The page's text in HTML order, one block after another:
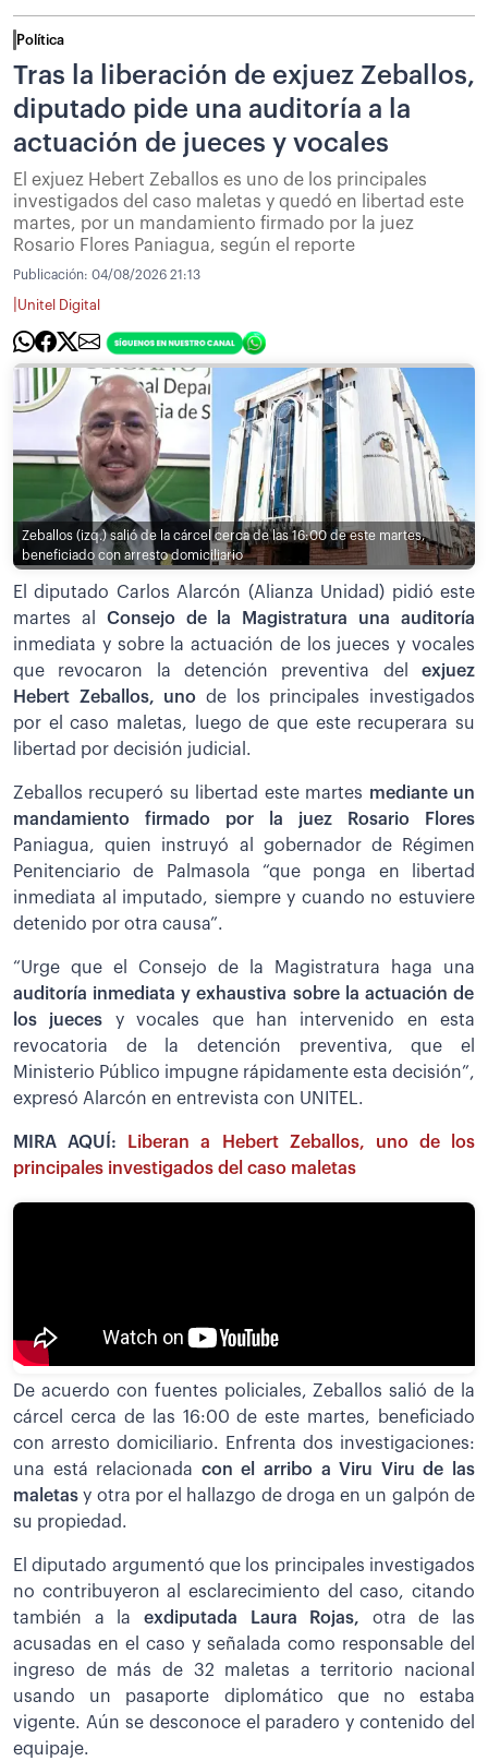
Política
Tras la liberación de exjuez Zeballos,
diputado pide una auditoría a la
actuación de jueces y vocales
El exjuez Hebert Zeballos es uno de los principales
investigados del caso maletas y quedó en libertad este
martes, por un mandamiento firmado por la juez
Rosario Flores Paniagua, según el reporte
Publicación: 04/08/2026 21:13
Unitel Digital
Zeballos (izq.) salió de la cárcel cerca de las 16:00 de este martes,
beneficiado con arresto domiciliario
El diputado Carlos Alarcón (Alianza Unidad) pidió este
martes al Consejo de la Magistratura una auditoría
inmediata y sobre la actuación de los jueces y vocales
que revocaron la detención preventiva del exjuez
Hebert Zeballos, uno de los principales investigados
por el caso maletas, luego de que este recuperara su
libertad por decisión judicial.
Zeballos recuperó su libertad este martes mediante un
mandamiento firmado por la juez Rosario Flores
Paniagua, quien instruyó al gobernador de Régimen
Penitenciario de Palmasola “que ponga en libertad
inmediata al imputado, siempre y cuando no estuviere
detenido por otra causa”.
“Urge que el Consejo de la Magistratura haga una
auditoría inmediata y exhaustiva sobre la actuación de
los jueces y vocales que han intervenido en esta
revocatoria de la detención preventiva, que el
Ministerio Público impugne rápidamente esta decisión”,
expresó Alarcón en entrevista con UNITEL.
MIRA AQUÍ:
Liberan a Hebert Zeballos, uno de los
principales investigados del caso maletas
De acuerdo con fuentes policiales, Zeballos salió de la
cárcel cerca de las 16:00 de este martes, beneficiado
con arresto domiciliario. Enfrenta dos investigaciones:
una está relacionada con el arribo a Viru Viru de las
maletas y otra por el hallazgo de droga en un galpón de
su propiedad.
El diputado argumentó que los principales investigados
no contribuyeron al esclarecimiento del caso, citando
también a la exdiputada Laura Rojas, otra de las
acusadas en el caso y señalada como responsable del
ingreso de más de 32 maletas a territorio nacional
usando un pasaporte diplomático que no estaba
vigente. Aún se desconoce el paradero y contenido del
equipaje.